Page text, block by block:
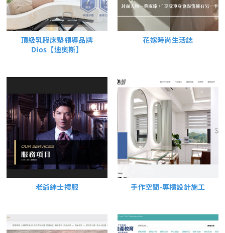
頂級乳膠床墊領導品牌
Dios【迪奧斯】
花嫁時尚生活誌
老爺紳士禮服 手作空間-專櫃設計施工